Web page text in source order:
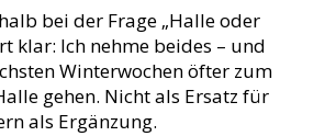
bei der Frage „Halle oder
klar: Ich nehme beides – und
Winterwochen öfter zum
gehen. Nicht als Ersatz für
als Ergänzung.